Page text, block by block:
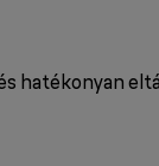
hatékonyan